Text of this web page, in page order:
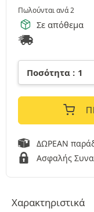
Πωλούνται ανά 2
Σε απόθεμα
ΔΩΡΕΑΝ
Ασφαλής
Χαρακτηριστικά